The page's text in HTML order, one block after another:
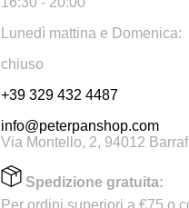
Lunedì mattina e Domenica:
chiuso
+39 329 432 4487
info@peterpanshop.com
Via Montello, 2, 94012
Spedizione gratuita:
Per ordini superiori a €75 o